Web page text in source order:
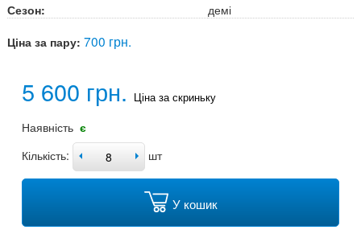
Сезон:
демі
Ціна за пару: 700 грн.
5 600 грн. Ціна за скриньку
Наявність є
Кількість:
шт
У кошик